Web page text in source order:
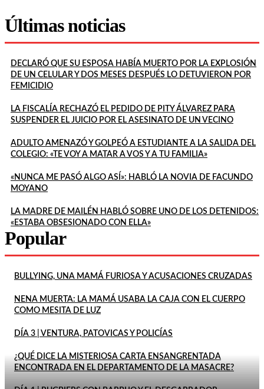
Últimas noticias
DECLARÓ QUE SU ESPOSA HABÍA MUERTO POR LA EXPLOSIÓN
DE UN CELULAR Y DOS MESES DESPUÉS LO DETUVIERON POR
FEMICIDIO
LA FISCALÍA RECHAZÓ EL PEDIDO DE PITY ÁLVAREZ PARA
SUSPENDER EL JUICIO POR EL ASESINATO DE UN VECINO
ADULTO AMENAZÓ Y GOLPEÓ A ESTUDIANTE A LA SALIDA DEL
COLEGIO: «TE VOY A MATAR A VOS Y A TU FAMILIA»
«NUNCA ME PASÓ ALGO ASÍ»: HABLÓ LA NOVIA DE FACUNDO
MOYANO
LA MADRE DE MAILÉN HABLÓ SOBRE UNO DE LOS DETENIDOS:
«ESTABA OBSESIONADO CON ELLA»
Popular
BULLYING, UNA MAMÁ FURIOSA Y ACUSACIONES CRUZADAS
NENA MUERTA: LA MAMÁ USABA LA CAJA CON EL CUERPO
COMO MESITA DE LUZ
DÍA 3 | VENTURA, PATOVICAS Y POLICÍAS
¿QUÉ DICE LA MISTERIOSA CARTA ENSANGRENTADA
ENCONTRADA EN EL DEPARTAMENTO DE LA MASACRE?